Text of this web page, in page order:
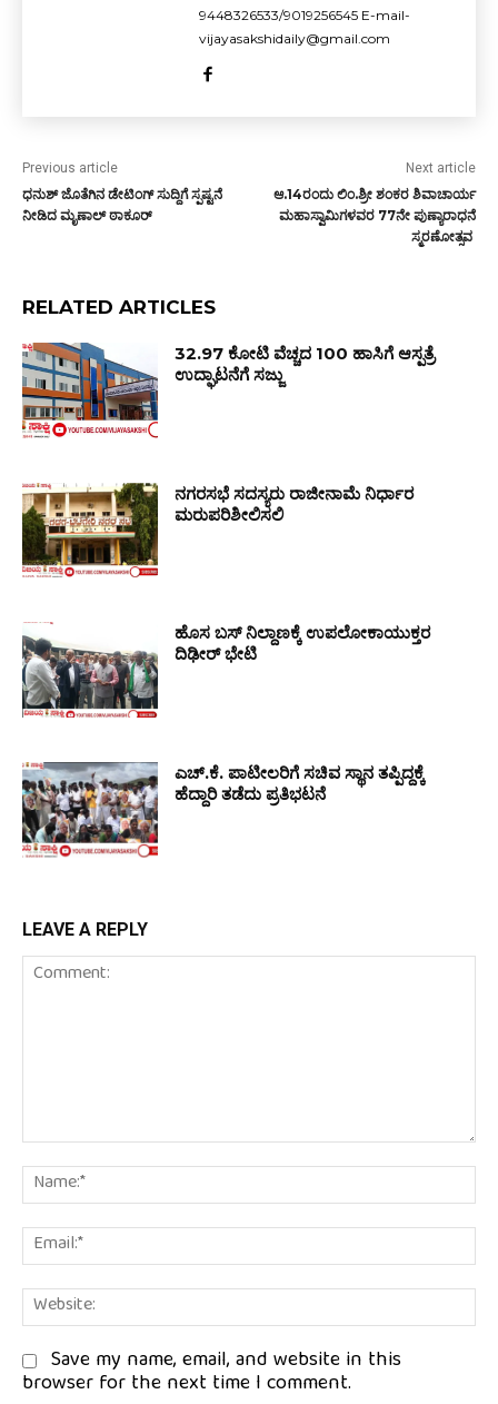
9448326533/9019256545 E-mail-
vijayasakshidaily@gmail.com
Previous article
ಧನುಶ್ ಜೊತೆಗಿನ ಡೇಟಿಂಗ್ ಸುದ್ದಿಗೆ ಸ್ಪಷ್ಟನೆ
ನೀಡಿದ ಮೃಣಾಲ್ ಠಾಕೂರ್
Next article
ಆ.14ರಂದು ಲಿಂ.ಶ್ರೀ ಶಂಕರ ಶಿವಾಚಾರ್ಯ
ಮಹಾಸ್ವಾಮಿಗಳವರ 77ನೇ ಪುಣ್ಯಾರಾಧನೆ
ಸ್ಮರಣೋತ್ಸವ
RELATED ARTICLES
₹32.97 ಕೋಟಿ ವೆಚ್ಚದ 100 ಹಾಸಿಗೆ ಆಸ್ಪತ್ರೆ
ಉದ್ಘಾಟನೆಗೆ ಸಜ್ಜು
ನಗರಸಭೆ ಸದಸ್ಯರು ರಾಜೀನಾಮೆ ನಿರ್ಧಾರ
ಮರುಪರಿಶೀಲಿಸಲಿ
ಹೊಸ ಬಸ್ ನಿಲ್ದಾಣಕ್ಕೆ ಉಪಲೋಕಾಯುಕ್ತರ
ದಿಢೀರ್ ಭೇಟಿ
ಎಚ್.ಕೆ. ಪಾಟೀಲರಿಗೆ ಸಚಿವ ಸ್ಥಾನ ತಪ್ಪಿದ್ದಕ್ಕೆ
ಹೆದ್ದಾರಿ ತಡೆದು ಪ್ರತಿಭಟನೆ
LEAVE A REPLY
Comment:
Save my name, email, and website in this
browser for the next time I comment.